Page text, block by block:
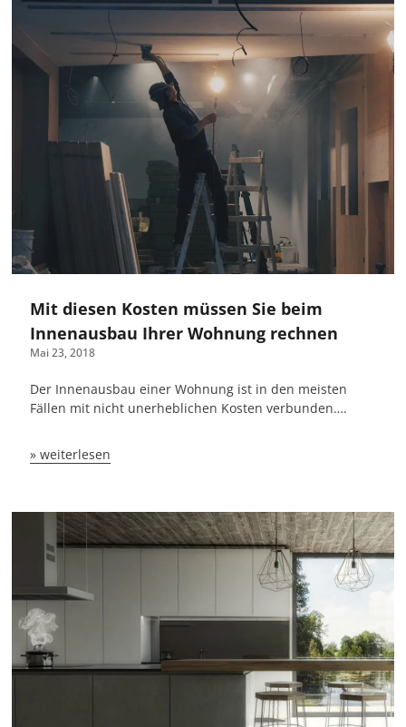
Mit diesen Kosten müssen Sie beim
Innenausbau Ihrer Wohnung rechnen
Mai 23, 2018
Der Innenausbau einer Wohnung ist in den meisten
Fällen mit nicht unerheblichen Kosten verbunden….
» weiterlesen